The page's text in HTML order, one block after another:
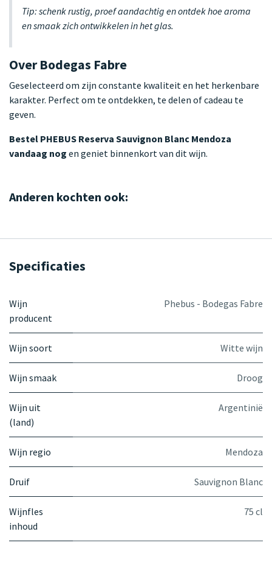
Tip: schenk rustig, proef aandachtig en ontdek hoe aroma
en smaak zich ontwikkelen in het glas.
Over Bodegas Fabre
Geselecteerd om zijn constante kwaliteit en het herkenbare
karakter. Perfect om te ontdekken, te delen of cadeau te
geven.
Bestel PHEBUS Reserva Sauvignon Blanc Mendoza
vandaag nog en geniet binnenkort van dit wijn.
Anderen kochten ook:
Specificaties
Wijn
producent
Phebus - Bodegas Fabre
Wijn soort Witte wijn
Wijn smaak Droog
Wijn uit
(land)
Argentinië
Wijn regio Mendoza
Druif Sauvignon Blanc
Wijnfles
inhoud
75 cl